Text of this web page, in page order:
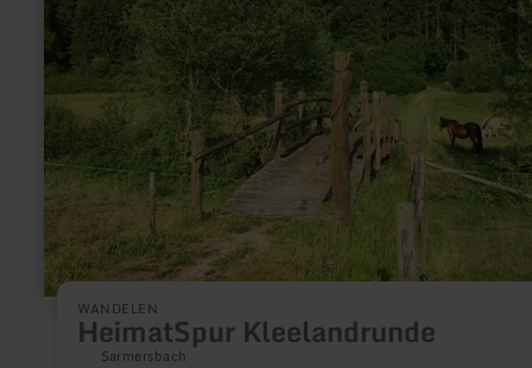
WANDELEN
HeimatSpur Kleelandrunde
Sarmersbach